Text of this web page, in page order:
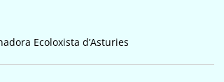
Ecoloxista d’Asturies